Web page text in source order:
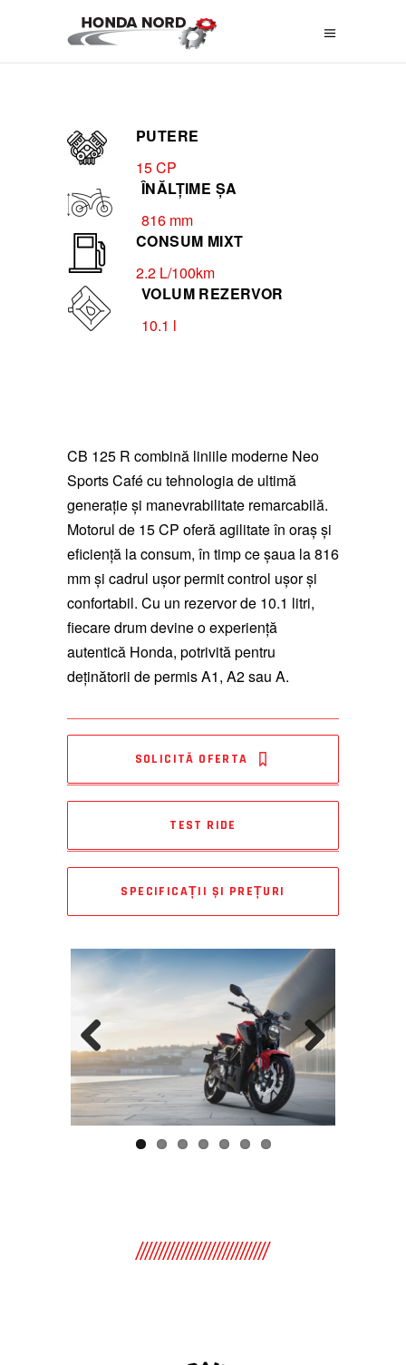
PUTERE
15 CP
ÎNĂLȚIME ȘA
816 mm
CONSUM MIXT
2.2 L/100km
VOLUM REZERVOR
10.1 l
CB 125 R combină liniile moderne Neo
Sports Café cu tehnologia de ultimă
generație și manevrabilitate remarcabilă.
Motorul de 15 CP oferă agilitate în oraș și
eficiență la consum, în timp ce șaua la 816
mm și cadrul ușor permit control ușor și
confortabil. Cu un rezervor de 10.1 litri,
fiecare drum devine o experiență
autentică Honda, potrivită pentru
deținătorii de permis A1, A2 sau A.
SOLICITĂ OFERTA
TEST RIDE
SPECIFICAȚII ȘI PREȚURI
Previous Next